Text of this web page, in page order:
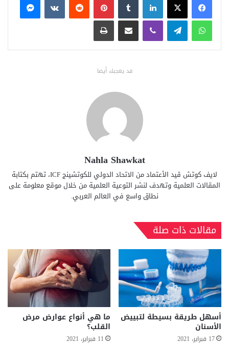
واتساب تيلقرام ڤايبر مشاركة عبر البريد طباعة
قد يعجبك أيضا
Nahla Shawkat
لايف كوتش قيد الأعتماد من الاتحاد الدولي للكوتشينج ICF، تهتم بكتابة
المقالات العلمية وتهدف لنشر التوعية العلمية من خلال موقع معلومة على
نطاق واسع في العالم العربي.
مقالات ذات صلة
أسهل طريقة بسيطة لتبييض
الأسنان
17 فبراير، 2021
ما هي أنواع عوارض مرض
القلب؟
11 فبراير، 2021